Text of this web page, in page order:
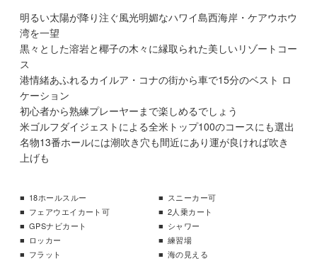
明るい太陽が降り注ぐ風光明媚なハワイ島西海岸・ケアウホウ
湾を一望
黒々とした溶岩と椰子の木々に縁取られた美しいリゾートコー
ス
港情緒あふれるカイルア・コナの街から車で15分のベスト ロ
ケーション
初心者から熟練プレーヤーまで楽しめるでしょう
米ゴルフダイジェストによる全米トップ100のコースにも選出
名物13番ホールには潮吹き穴も間近にあり運が良ければ吹き
上げも
18ホールスルー
スニーカー可
フェアウエイカート可
2人乗カート
GPSナビカート
シャワー
ロッカー
練習場
フラット
海の見える